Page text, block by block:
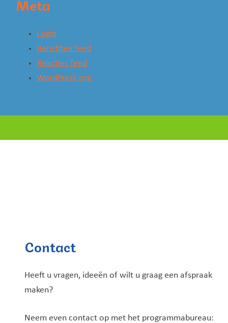
Meta
Login
Berichten feed
Reacties feed
WordPress.org
Contact
Heeft u vragen, ideeën of wilt u graag een afspraak
maken?
Neem even contact op met het programmabureau: